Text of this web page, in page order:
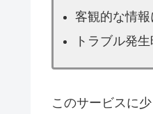
客観的な情
トラブル発
このサービスに